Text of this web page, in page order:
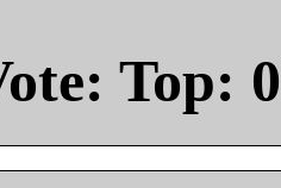
Top: 0